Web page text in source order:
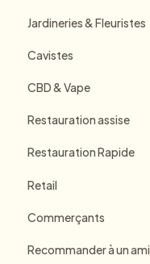
Jardineries & Fleuristes
Cavistes
CBD & Vape
Restauration assise
Restauration Rapide
Retail
Commerçants
Recommander à un ami